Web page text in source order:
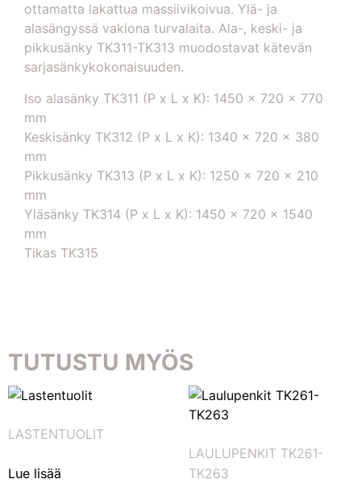
ottamatta lakattua massiivikoivua. Ylä- ja
alasängyssä vakiona turvalaita. Ala-, keski- ja
pikkusänky TK311-TK313 muodostavat kätevän
sarjasänkykokonaisuuden.
Iso alasänky TK311 (P x L x K): 1450 x 720 x 770
mm
Keskisänky TK312 (P x L x K): 1340 x 720 x 380
mm
Pikkusänky TK313 (P x L x K): 1250 x 720 x 210
mm
Yläsänky TK314 (P x L x K): 1450 x 720 x 1540
mm
Tikas TK315
TUTUSTU MYÖS
LASTENTUOLIT
Lue lisää
LAULUPENKIT TK261-
TK263